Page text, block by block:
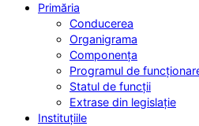
Primăria
Conducerea
Organigrama
Componența
Programul de
Statul de funcții
Extrase din legislație
Instituțiile